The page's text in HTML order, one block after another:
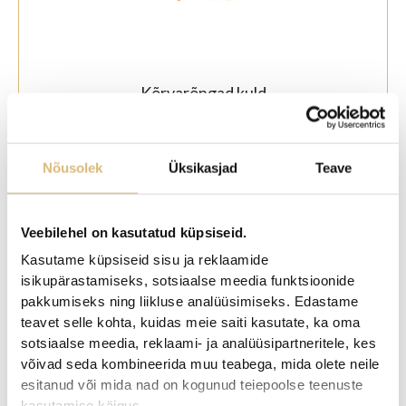
Nõusolek Üksikasjad Teave
Veebilehel on kasutatud küpsiseid.
Kasutame küpsiseid sisu ja reklaamide
isikupärastamiseks, sotsiaalse meedia funktsioonide
pakkumiseks ning liikluse analüüsimiseks. Edastame
teavet selle kohta, kuidas meie saiti kasutate, ka oma
sotsiaalse meedia, reklaami- ja analüüsipartneritele, kes
võivad seda kombineerida muu teabega, mida olete neile
esitanud või mida nad on kogunud teiepoolse teenuste
Kõrvarõngad kuld
725,00€
oli:
580,00€
Kõrvarõngad kuld